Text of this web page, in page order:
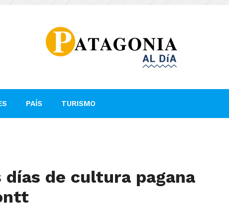
PAÍS TURISMO
días de cultura pagana